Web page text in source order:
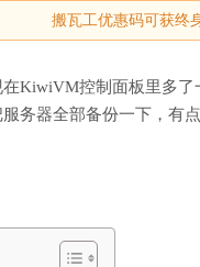
搬瓦工优惠码可获终
KiwiVM控制面板里多
务器全部备份一下，有